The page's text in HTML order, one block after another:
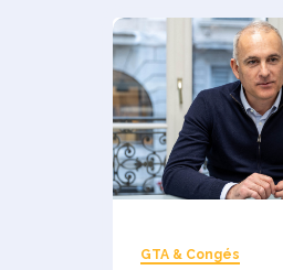
GTA & Congés